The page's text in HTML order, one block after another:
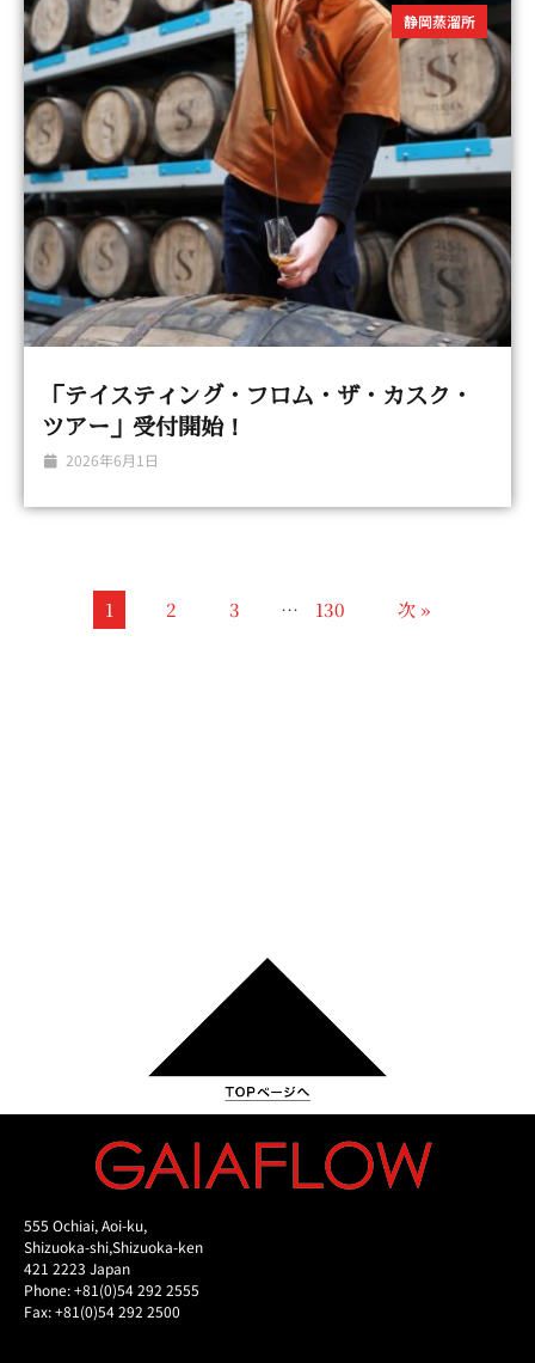
静岡蒸溜所
「テイスティング・フロム・ザ・カスク・
ツアー」受付開始！
2026年6月1日
1 2 3 … 130 次 »
555 Ochiai, Aoi-ku,
Shizuoka-shi,Shizuoka-ken
421 2223 Japan
Phone: +81(0)54 292 2555
Fax: +81(0)54 292 2500